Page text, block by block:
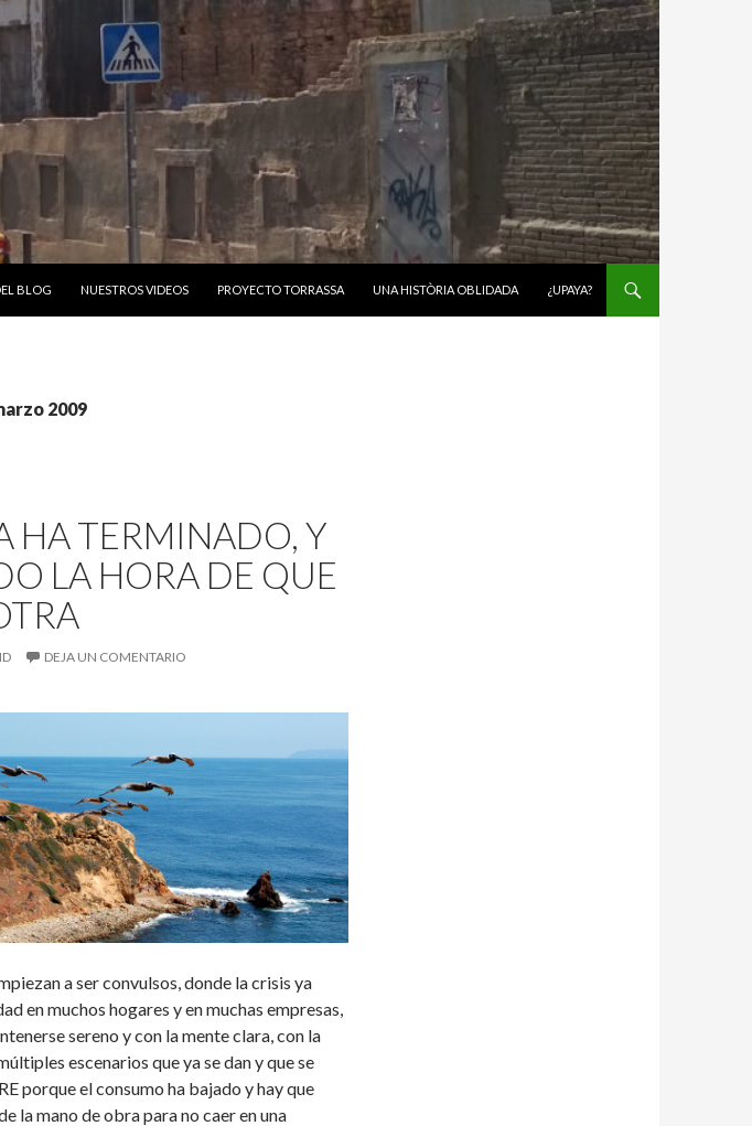
BLOG NUESTROS VIDEOS PROYECTO TORRASSA UNA HISTÒRIA OBLIDADA ¿UPAYA?
2009
HA TERMINADO, Y
LA HORA DE QUE
DEJA UN COMENTARIO
a ser convulsos, donde la crisis ya
en muchos hogares y en muchas empresas,
sereno y con la mente clara, con la
escenarios que ya se dan y que se
porque el consumo ha bajado y hay que
la mano de obra para no caer en una